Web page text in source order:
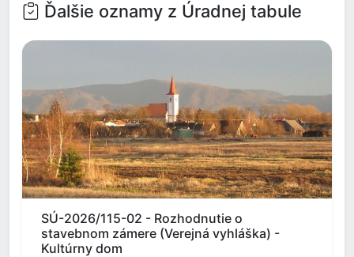
Ďalšie oznamy z Úradnej tabule
SÚ-2026/115-02 - Rozhodnutie o
stavebnom zámere (Verejná vyhláška) -
Kultúrny dom